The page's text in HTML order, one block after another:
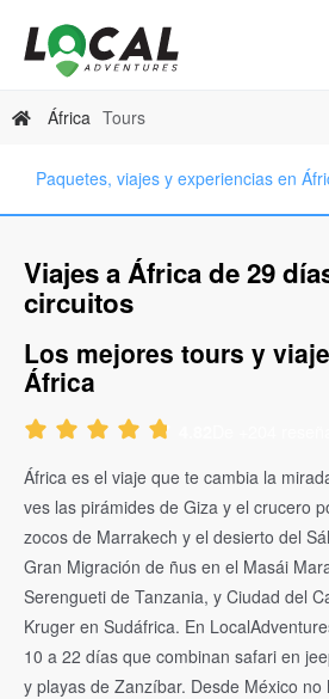
África Tours
Paquetes, viajes y experiencias en
Viajes a África de 29
circuitos
Los mejores tours y
África
África es el viaje que te cambia la
ves las pirámides de Giza y el crucero
zocos de Marrakech y el desierto del
Gran Migración de ñus en el Masái
Serengueti de Tanzania, y Ciudad del
Kruger en Sudáfrica. En
10 a 22 días que combinan safari en
y playas de Zanzíbar. Desde México